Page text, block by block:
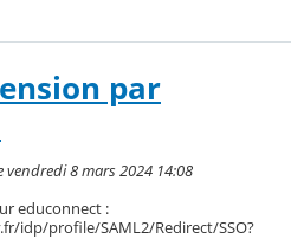
par
vendredi 8 mars 2024 14:08
educonnect :
idp/profile/SAML2/Redirect/SSO?